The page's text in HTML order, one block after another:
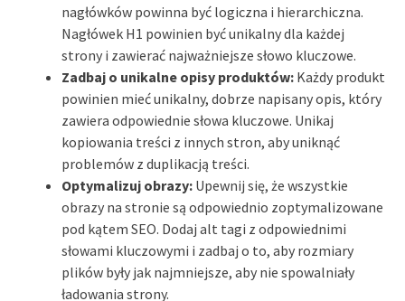
nagłówków powinna być logiczna i hierarchiczna.
Nagłówek H1 powinien być unikalny dla każdej
strony i zawierać najważniejsze słowo kluczowe.
Zadbaj o unikalne opisy produktów: Każdy produkt
powinien mieć unikalny, dobrze napisany opis, który
zawiera odpowiednie słowa kluczowe. Unikaj
kopiowania treści z innych stron, aby uniknąć
problemów z duplikacją treści.
Optymalizuj obrazy: Upewnij się, że wszystkie
obrazy na stronie są odpowiednio zoptymalizowane
pod kątem SEO. Dodaj alt tagi z odpowiednimi
słowami kluczowymi i zadbaj o to, aby rozmiary
plików były jak najmniejsze, aby nie spowalniały
ładowania strony.